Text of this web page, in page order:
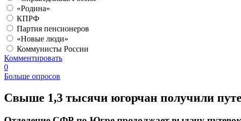
«Родина»
КПРФ
Партия пенсионеров
«Новые люди»
Коммунисты России
Комментировать
0
Больше опросов
​Свыше 1,3 тысячи югорчан получили